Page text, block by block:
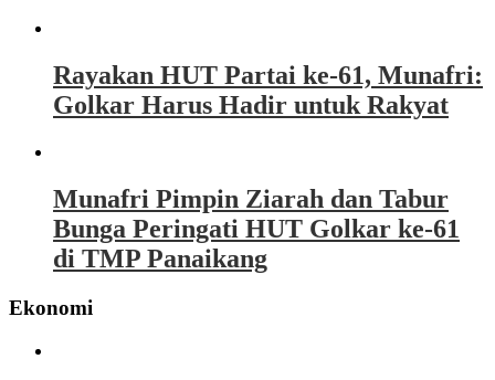
Rayakan HUT Partai ke-61, Munafri:
Golkar Harus Hadir untuk Rakyat
Munafri Pimpin Ziarah dan Tabur
Bunga Peringati HUT Golkar ke-61
di TMP Panaikang
Ekonomi